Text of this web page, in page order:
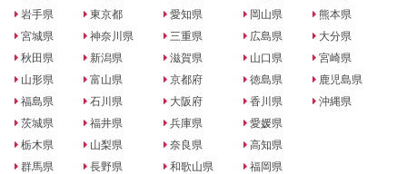
岩手県
宮城県
秋田県
山形県
福島県
茨城県
栃木県
群馬県
東京都
神奈川県
新潟県
富山県
石川県
福井県
山梨県
長野県
愛知県
三重県
滋賀県
京都府
大阪府
兵庫県
奈良県
和歌山県
岡山県
広島県
山口県
徳島県
香川県
愛媛県
高知県
福岡県
熊本県
大分県
宮崎県
鹿児島県
沖縄県